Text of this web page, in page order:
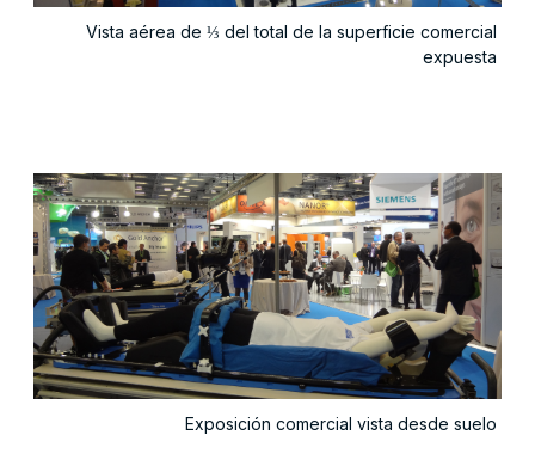
Vista aérea de ⅓ del total de la superficie comercial
expuesta
Exposición comercial vista desde suelo